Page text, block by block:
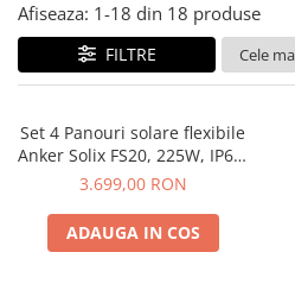
Intre 1000-2000W
Intre 2000-3000W
Peste 3000W
Bluetti
EcoFlow
Anker
Pecron
Afiseaza: 1-18 din 18 produse
FILTRE
Set 4 Panouri solare flexibile
Anker Solix FS20, 225W, IP67,
Tehnologie TOPCon
3.699,00 RON
ADAUGA IN COS